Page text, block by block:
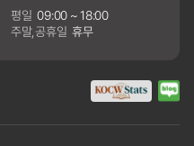
평일 09:00 ~ 18:00
주말,공휴일 휴무